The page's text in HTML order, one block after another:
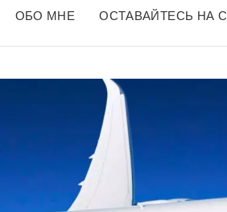
ОБО МНЕ ОСТАВАЙТЕСЬ НА